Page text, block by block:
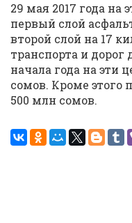
29 мая 2017 года на
первый слой
второй слой на 17
транспорта и дорог
начала года на эти
сомов. Кроме этого
500 млн сомов.